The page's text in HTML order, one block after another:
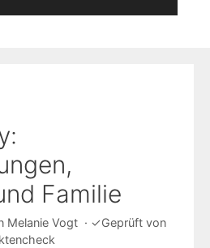
Familie
Melanie Vogt · ✓Geprüft von